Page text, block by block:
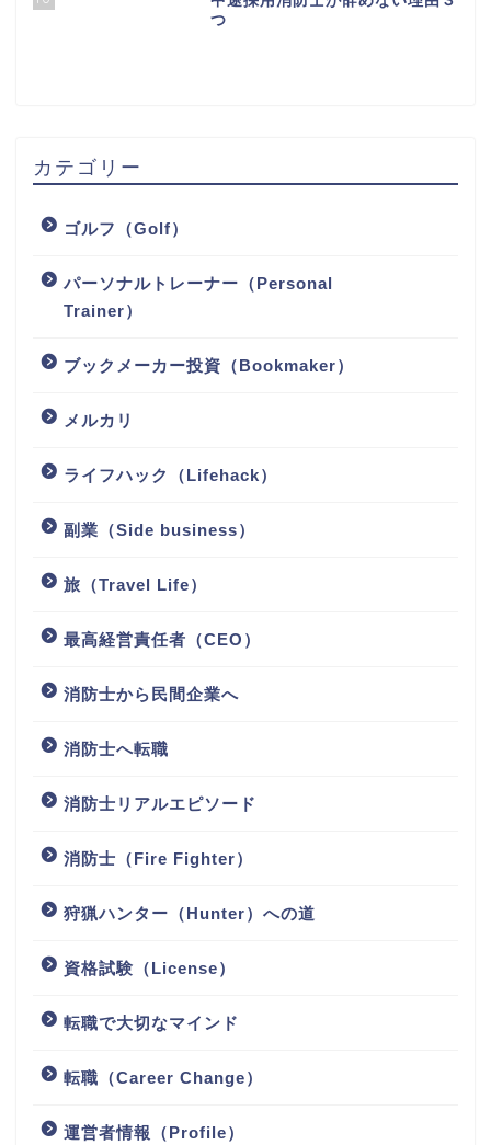
カテゴリー
ゴルフ（Golf）
Trainer）
ブックメーカー投資（Bookmaker）
メルカリ
ライフハック（Lifehack）
副業（Side business）
旅（Travel Life）
最高経営責任者（CEO）
消防士から民間企業へ
消防士へ転職
消防士リアルエピソード
消防士（Fire Fighter）
狩猟ハンター（Hunter）への道
資格試験（License）
転職で大切なマインド
転職（Career Change）